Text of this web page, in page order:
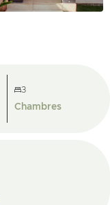
3
Chambres